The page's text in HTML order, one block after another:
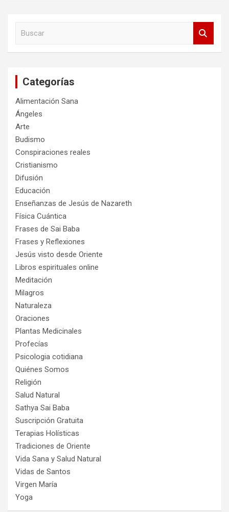
Categorías
Alimentación Sana
Ángeles
Arte
Budismo
Conspiraciones reales
Cristianismo
Difusión
Educación
Enseñanzas de Jesús de Nazareth
Física Cuántica
Frases de Sai Baba
Frases y Reflexiones
Jesús visto desde Oriente
Libros espirituales online
Meditación
Milagros
Naturaleza
Oraciones
Plantas Medicinales
Profecías
Psicologia cotidiana
Quiénes Somos
Religión
Salud Natural
Sathya Sai Baba
Suscripción Gratuita
Terapias Holísticas
Tradiciones de Oriente
Vida Sana y Salud Natural
Vidas de Santos
Virgen María
Yoga